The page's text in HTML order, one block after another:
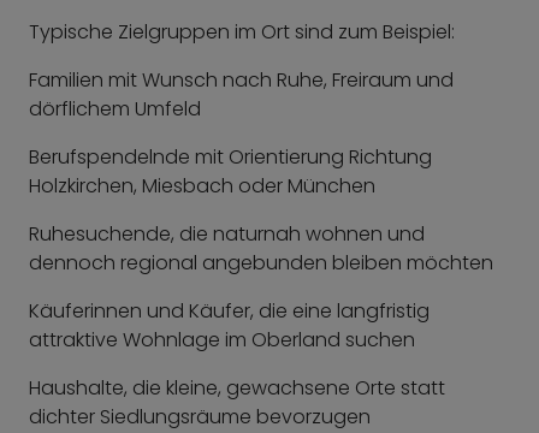
Typische Zielgruppen im Ort sind zum Beispiel:
Familien mit Wunsch nach Ruhe, Freiraum und
dörflichem Umfeld
Berufspendelnde mit Orientierung Richtung
Holzkirchen, Miesbach oder München
Ruhesuchende, die naturnah wohnen und
dennoch regional angebunden bleiben möchten
Käuferinnen und Käufer, die eine langfristig
attraktive Wohnlage im Oberland suchen
Haushalte, die kleine, gewachsene Orte statt
dichter Siedlungsräume bevorzugen